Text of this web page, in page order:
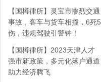
【国樽律所】灵宝市惨烈交通
事故，客车与货车相撞，6死5
伤，违规驾驶引警钟！
【国樽律所】2023天津人才
强市新政策，多元化落户通道
助力经济腾飞